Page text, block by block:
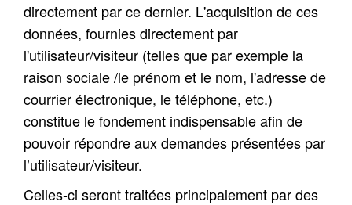
directement par ce dernier. L'acquisition de ces
données, fournies directement par
l'utilisateur/visiteur (telles que par exemple la
raison sociale /le prénom et le nom, l'adresse de
courrier électronique, le téléphone, etc.)
constitue le fondement indispensable afin de
pouvoir répondre aux demandes présentées par
l’utilisateur/visiteur.
Celles-ci seront traitées principalement par des